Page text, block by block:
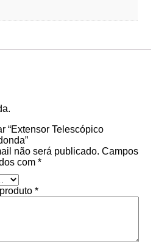
“Extensor Telescópico
não será publicado. Campos
com *
*